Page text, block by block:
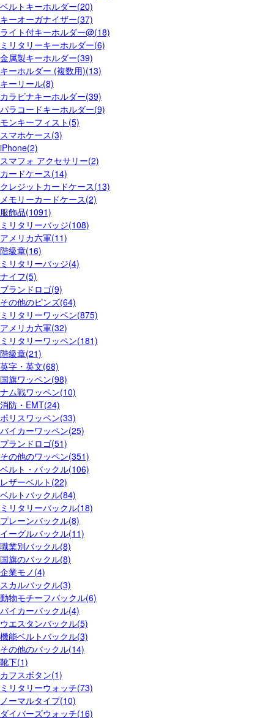
ベルトキーホルダー(20)
キーオーガナイザー(37)
ライト付キーホルダー@(18)
ミリタリーキーホルダー(6)
金属製キーホルダー(39)
キーホルダー (複数用)(13)
キーリール(8)
カラビナキーホルダー(39)
パラコードキーホルダー(9)
モンキーフィスト(5)
スマホケース(3)
iPhone(2)
スマフォ アクセサリー(2)
カードケース(14)
クレジットカードケース(13)
メモリーカードケース(2)
服飾品(1091)
ミリタリーバッジ(108)
アメリカ六軍(11)
階級章(16)
ミリタリーバッジ(4)
ナイフ(5)
ブランドロゴ(9)
その他のピンズ(64)
ミリタリーワッペン(875)
アメリカ六軍(32)
ミリタリーワッペン(181)
階級章(21)
英字・英文(68)
国旗ワッペン(98)
ナム戦ワッペン(10)
消防・EMT(24)
ポリスワッペン(33)
バイカーワッペン(25)
ブランドロゴ(51)
その他のワッペン(351)
ベルト・バックル(106)
レザーベルト(22)
ベルトバックル(84)
ミリタリーバックル(18)
プレーンバックル(8)
イーグルバックル(11)
職業別バックル(8)
国旗のバックル(8)
企業モノ(4)
スカルバックル(3)
動物モチーフバックル(6)
バイカーバックル(4)
ウエスタンバックル(5)
機能ベルトバックル(3)
その他のバックル(14)
靴下(1)
カフスボタン(1)
ミリタリーウォッチ(73)
ノーマルタイプ(10)
ダイバーズウォッチ(16)